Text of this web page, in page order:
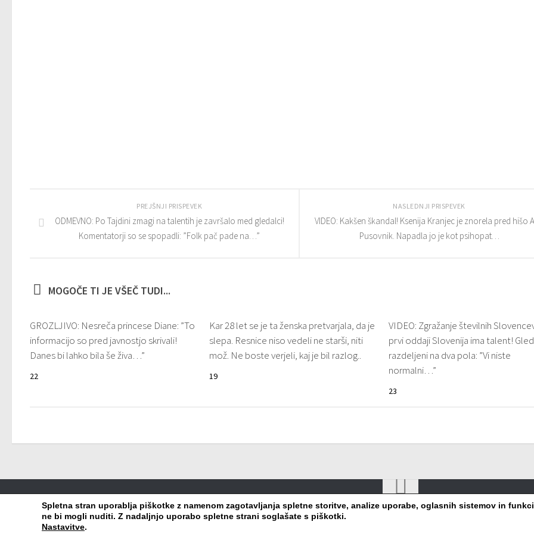
NASLEDNJI PRISPEVEK
VIDEO: Kakšen škandal! Ksenija Kranjec je znorela pred hišo
Pusovnik. Napadla jo je kot psihopat…
PREJŠNJI PRISPEVEK
ODMEVNO: Po Tajdini zmagi na talentih je završalo med gledalci!
Komentatorji so se spopadli: ”Folk pač pade na…”
MOGOČE TI JE VŠEČ TUDI...
GROZLJIVO: Nesreča princese Diane: ”To
informacijo so pred javnostjo skrivali!
Danes bi lahko bila še živa…”
22
Kar 28 let se je ta ženska pretvarjala, da je
slepa. Resnice niso vedeli ne starši, niti
mož. Ne boste verjeli, kaj je bil razlog..
19
VIDEO: Zgražanje številnih
prvi oddaji Slovenija ima talent!
razdeljeni na dva pola: ”Vi niste
normalni…”
23
Viralko.si © 2026. Vse pravice pridržane.
Spletna stran uporablja piškotke z namenom zagotavljanja spletne storitve, analize uporabe, oglasnih sistemov in
ne bi mogli nuditi. Z nadaljnjo uporabo spletne strani soglašate s piškotki.
Nastavitve.